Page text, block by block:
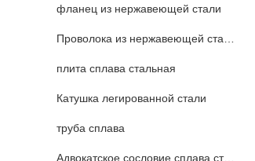
фланец из нержавеющей стали
Проволока из нержавеющей стали
плита сплава стальная
Катушка легированной стали
труба сплава
Адвокатское сословие сплава стальное